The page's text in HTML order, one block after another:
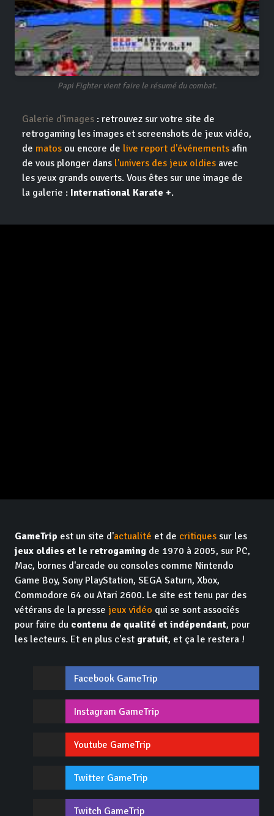
Papi Fighter vient faire le résumé du combat.
Galerie d'images : retrouvez sur votre site de
retrogaming les images et screenshots de jeux vidéo,
de matos ou encore de live report d'événements afin
de vous plonger dans l'univers des jeux oldies avec
les yeux grands ouverts. Vous êtes sur une image de
la galerie : International Karate +.
GameTrip est un site d'actualité et de critiques sur les
jeux oldies et le retrogaming de 1970 à 2005, sur PC,
Mac, bornes d'arcade ou consoles comme Nintendo
Game Boy, Sony PlayStation, SEGA Saturn, Xbox,
Commodore 64 ou Atari 2600. Le site est tenu par des
vétérans de la presse jeux vidéo qui se sont associés
pour faire du contenu de qualité et indépendant, pour
les lecteurs. Et en plus c'est gratuit, et ça le restera !
Facebook GameTrip
Instagram GameTrip
Youtube GameTrip
Twitter GameTrip
Twitch GameTrip